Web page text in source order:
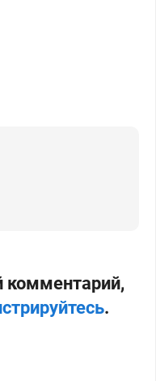
комментарий,
.